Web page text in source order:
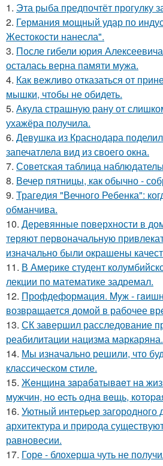
1. Эта рыба предпочтёт прогулку
2. Германия мощный удар по
Жестокости нанесла".
3. После гибели юрия
осталась верна памяти мужа.
4. Как вежливо отказаться от
мышки, чтобы не обидеть.
5. Акула страшную рану от
ухажёра получила.
6. Девушка из Краснодара
запечатлела вид из своего окна.
7. Советская таблица
8. Вечер пятницы, как обычно -
9. Трагедия "Вечного Ребенка":
обманчива.
10. Деревянные поверхности в
теряют первоначальную
изначально были окрашены
11. В Америке студент
лекции по математике задремал.
12. Профдеформация. Myж -
возвpaщается домой в рабочее
13. СК завершил расследование
реабилитации нацизма маркаряна.
14. Мы изначально решили, что
классическом стиле.
15. Жeнщинa зapaбaтывaeт нa
мужчин, нo ecть oднa вeщь,
16. Уютный интерьер загородного
архитектура и природа
равновесии.
17. Горе - блохерша чуть не